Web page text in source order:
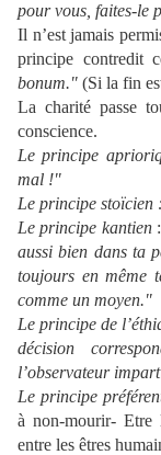
pour vous, faites-le
Il n’est jamais
principe contredit
bonum." (Si la fin
La charité passe
conscience.
Le principe
mal !"
Le principe
Le principe kantien:
aussi bien dans ta
toujours en même
comme un moyen."
Le principe de
décision
l’observateur
Le principe
à non-mourir- Etre
entre les êtres